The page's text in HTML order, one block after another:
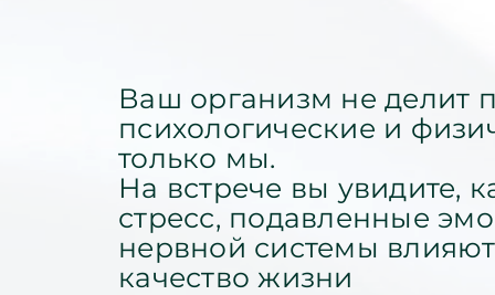
Ваш организм не делит
психологические и
только мы.
На встрече вы увидите,
стресс, подавленные
нервной системы
качество жизни